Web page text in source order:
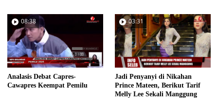
08:38
Analasis Debat Capres-
Cawapres Keempat Pemilu
03:31
Jadi Penyanyi di Nikahan
Prince Mateen, Berikut Tarif
Melly Lee Sekali Manggung